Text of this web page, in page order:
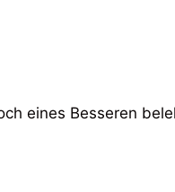
eines Besseren